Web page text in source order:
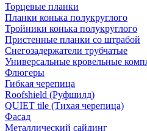
Торцевые планки
Планки конька полукруглого
Тройники конька полукруглого
Пристенные планки со штрабой
Снегозадержатели трубчатые
Универсальные кровельные
Флюгеры
Гибкая черепица
Roofshield (Руфшилд)
QUIET tile (Тихая черепица)
Фасад
Металлический сайдинг